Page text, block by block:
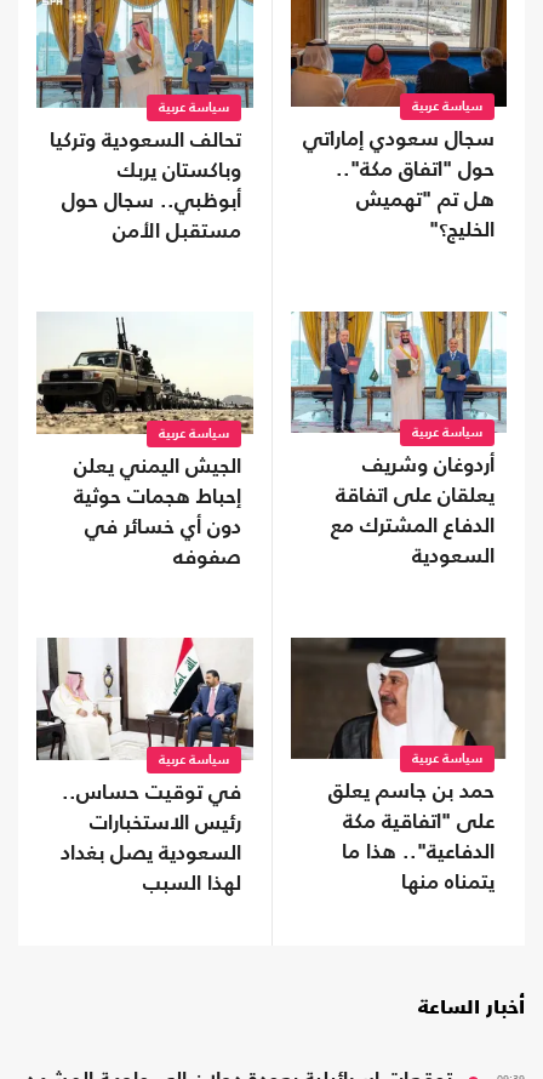
سياسة عربية
سجال سعودي إماراتي
حول "اتفاق مكة"..
هل تم "تهميش
الخليج؟"
سياسة عربية
تحالف السعودية وتركيا
وباكستان يربك
أبوظبي.. سجال حول
مستقبل الأمن
سياسة عربية
أردوغان وشريف
يعلقان على اتفاقة
الدفاع المشترك مع
السعودية
سياسة عربية
الجيش اليمني يعلن
إحباط هجمات حوثية
دون أي خسائر في
صفوفه
سياسة عربية
حمد بن جاسم يعلق
على "اتفاقية مكة
الدفاعية".. هذا ما
يتمناه منها
سياسة عربية
في توقيت حساس..
رئيس الاستخبارات
السعودية يصل بغداد
لهذا السبب
أخبار الساعة